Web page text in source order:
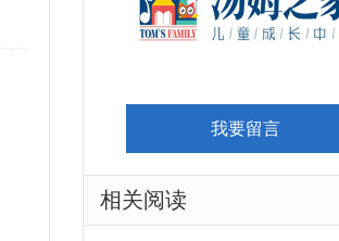
我要留言
相关阅读